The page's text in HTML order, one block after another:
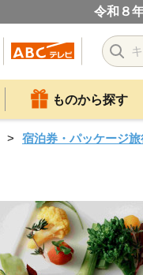
令和８
ものから探す
宿泊券・パッケージ旅